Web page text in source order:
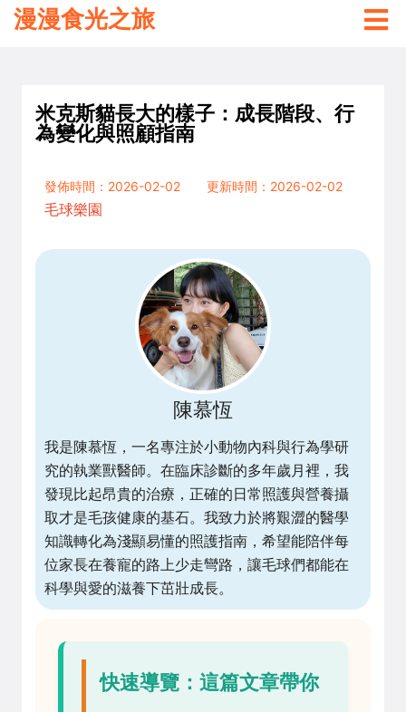
漫漫食光之旅
米克斯貓長大的樣子：成長階段、行
為變化與照顧指南
發佈時間：2026-02-02
更新時間：2026-02-02
毛球樂園
陳慕恆
我是陳慕恆，一名專注於小動物內科與行為學研
究的執業獸醫師。在臨床診斷的多年歲月裡，我
發現比起昂貴的治療，正確的日常照護與營養攝
取才是毛孩健康的基石。我致力於將艱澀的醫學
知識轉化為淺顯易懂的照護指南，希望能陪伴每
位家長在養寵的路上少走彎路，讓毛球們都能在
科學與愛的滋養下茁壯成長。
快速導覽：這篇文章帶你